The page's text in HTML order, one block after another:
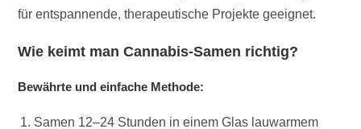
für entspannende, therapeutische Projekte geeignet.
Wie keimt man Cannabis-Samen richtig?
Bewährte und einfache Methode:
Samen 12–24 Stunden in einem Glas lauwarmem